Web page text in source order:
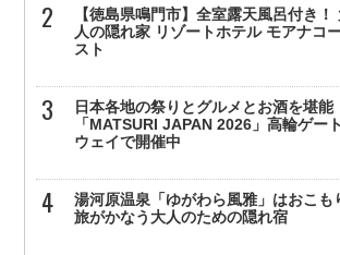
【徳島県鳴門市】全室露天風呂付き！
人の隠れ家 リゾートホテル モアナコ
スト
日本各地の祭りとグルメとお酒を堪能
「MATSURI JAPAN 2026」高輪ゲート
ウェイで開催中
湯河原温泉「ゆがわら風雅」はおこも
旅がかなう大人のための隠れ宿